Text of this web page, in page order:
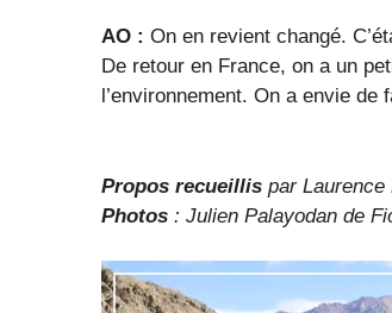
AO : On en revient changé.
De retour en France, on a un
l’environnement. On a envie de
Propos recueillis par Laurence
Photos: Julien Palayodan de